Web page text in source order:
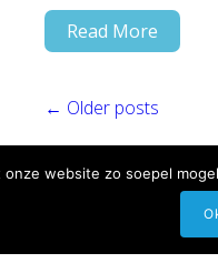
Read More
← Older posts
website zo soepel